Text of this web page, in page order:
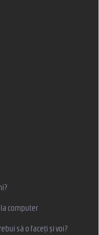
computer
să o faceți și voi?